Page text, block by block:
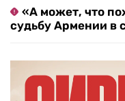
«А может, что
судьбу Армении в